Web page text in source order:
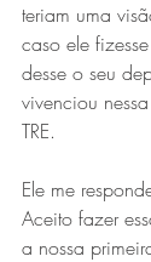
teriam uma
caso ele
desse o seu
vivenciou
TRE.
Ele me
Aceito fazer
a nossa